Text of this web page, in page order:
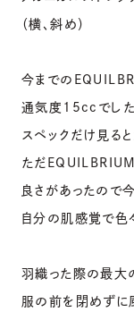
（横、斜め）
今までの
通気度15ccでし
スペックだけ見る
ただ
良さがあったので
自分の肌感覚で色
羽織った際の最大
服の前を閉めずに